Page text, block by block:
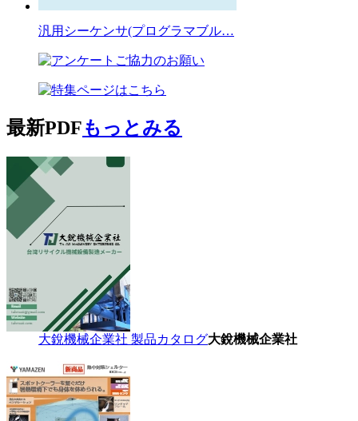
汎用シーケンサ(プログラマブル…
最新PDFもっとみる
大銳機械企業社 製品カタログ大銳機械企業社